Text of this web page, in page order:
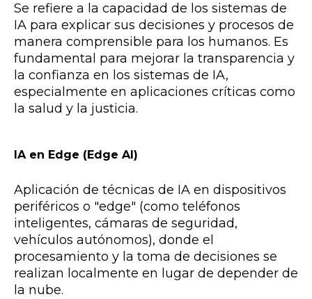
Se refiere a la capacidad de los sistemas de
IA para explicar sus decisiones y procesos de
manera comprensible para los humanos. Es
fundamental para mejorar la transparencia y
la confianza en los sistemas de IA,
especialmente en aplicaciones críticas como
la salud y la justicia.
IA en Edge (Edge AI)
Aplicación de técnicas de IA en dispositivos
periféricos o "edge" (como teléfonos
inteligentes, cámaras de seguridad,
vehículos autónomos), donde el
procesamiento y la toma de decisiones se
realizan localmente en lugar de depender de
la nube.